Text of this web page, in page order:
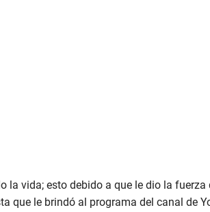
vida; esto debido a que le dio la fuerza
que le brindó al programa del canal de